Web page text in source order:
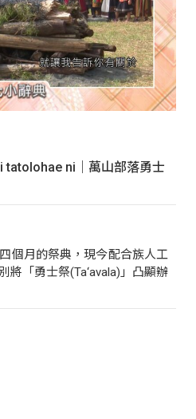
tatolohae ni｜萬山部落勇士
個月的祭典，現今配合族人工
將「勇士祭(Ta‘avala)」凸顯辦